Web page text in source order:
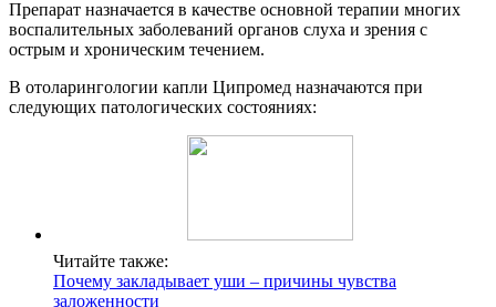
Препарат назначается в качестве основной терапии многих
воспалительных заболеваний органов слуха и зрения с
острым и хроническим течением.
В отоларингологии капли Ципромед назначаются при
следующих патологических состояниях:
Читайте также:
Почему закладывает уши – причины чувства
заложенности